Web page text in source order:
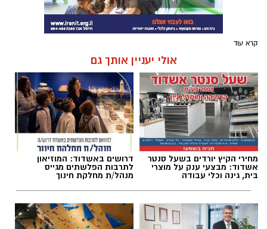
קרא עוד
אולי יעניין אותך גם
מחירי הקיץ יורדים בשעל סנטר
אשדוד: מבצעי ענק על מוצרי
בית, גינה וכלי עבודה
דרושים באשדוד: המוזיאון
לתרבות הפלשתים מגייס
מנהל/ת מחלקת חינוך